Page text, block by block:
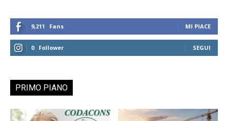
9,211 Fans MI PIACE
0 Follower SEGUI
PRIMO PIANO